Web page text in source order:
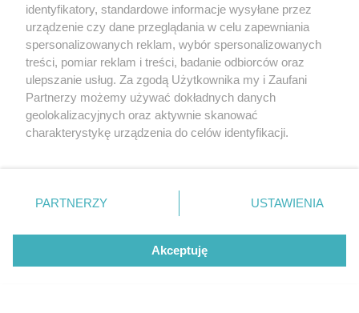
identyfikatory, standardowe informacje wysyłane przez
urządzenie czy dane przeglądania w celu zapewniania
spersonalizowanych reklam, wybór spersonalizowanych
treści, pomiar reklam i treści, badanie odbiorców oraz
ulepszanie usług. Za zgodą Użytkownika my i Zaufani
Partnerzy możemy używać dokładnych danych
geolokalizacyjnych oraz aktywnie skanować
charakterystykę urządzenia do celów identyfikacji.
zmienić/wycofać klikając przycisk ustawień prywatności
znajdujący się w lewym dolnym rogu strony
rodzaje przetwarzania danych nie wymagają zgody
użytkownika, ale masz prawo sprzeciwić się takiemu
PARTNERZY USTAWIENIA
Akceptuję